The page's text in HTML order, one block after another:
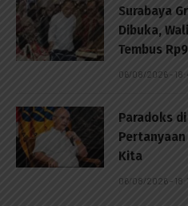
Surabaya
Dibuka,
Tembus
06/08/2026 -
Paradoks
Kita
06/08/2026 -